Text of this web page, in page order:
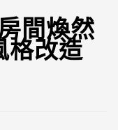
間煥然
格改造